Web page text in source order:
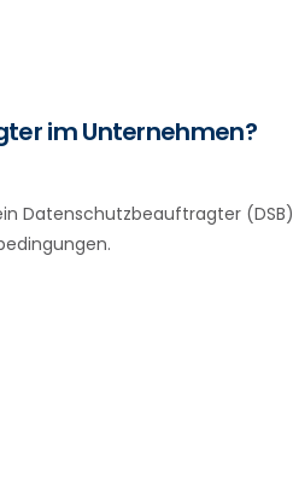
im Unternehmen?
Datenschutzbeauftragter (DSB)